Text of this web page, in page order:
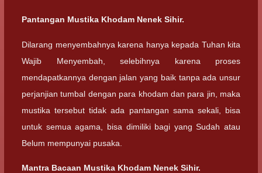
Pantangan Mustika Khodam Nenek Sihir.
Dilarang menyembahnya karena hanya kepada Tuhan kita
Wajib Menyembah, selebihnya karena proses
mendapatkannya dengan jalan yang baik tanpa ada unsur
perjanjian tumbal dengan para khodam dan para jin, maka
mustika tersebut tidak ada pantangan sama sekali, bisa
untuk semua agama, bisa dimiliki bagi yang Sudah atau
Belum mempunyai pusaka.
Mantra Bacaan Mustika Khodam Nenek Sihir.